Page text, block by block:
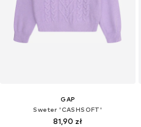
GAP
Sweter 'CASHSOFT'
81,90 zł